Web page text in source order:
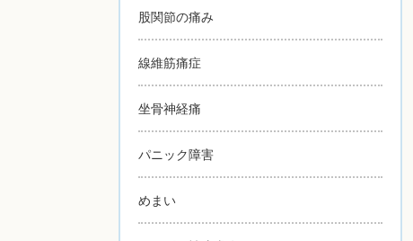
股関節の痛み
線維筋痛症
坐骨神経痛
パニック障害
めまい